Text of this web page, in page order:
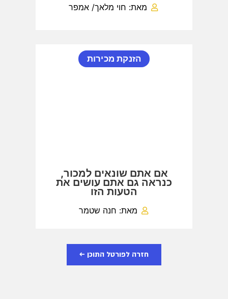
מאת: חוי מלאך/ אמפר
הזנקת מכירות
אם אתם שונאים למכור,
כנראה גם אתם עושים את
הטעות הזו
מאת: חנה שטמר
חזרה לפורטל התוכן ←